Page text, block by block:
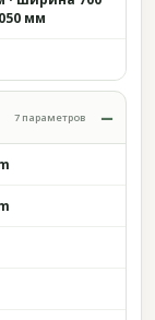
мм
7 параметров